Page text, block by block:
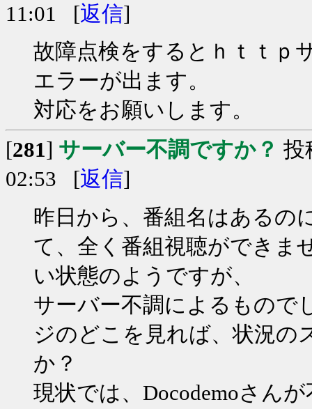
11:01 [返信]
故障点検をするとｈｔｔｐ
エラーが出ます。
対応をお願いします。
[281] サーバー不調ですか？ 投
02:53 [返信]
昨日から、番組名はあるの
て、全く番組視聴ができま
い状態のようですが、
サーバー不調によるもので
ジのどこを見れば、状況の
か？
現状では、Docodemoさん